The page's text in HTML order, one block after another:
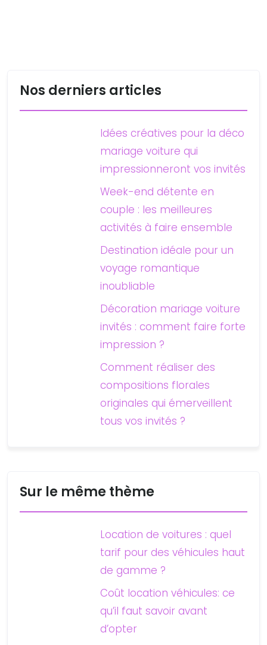
Nos derniers articles
Idées créatives pour la déco
mariage voiture qui
impressionneront vos invités
Week-end détente en
couple : les meilleures
activités à faire ensemble
Destination idéale pour un
voyage romantique
inoubliable
Décoration mariage voiture
invités : comment faire forte
impression ?
Comment réaliser des
compositions florales
originales qui émerveillent
tous vos invités ?
Sur le même thème
Location de voitures : quel
tarif pour des véhicules haut
de gamme ?
Coût location véhicules: ce
qu’il faut savoir avant
d’opter